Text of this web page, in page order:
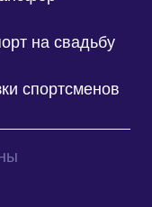
на свадьбу
спортсменов